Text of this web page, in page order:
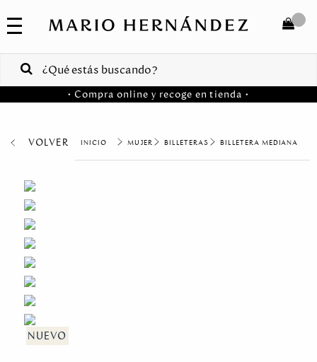
COLECCIONES
VENTAS
CORPORATIVAS COMPRAR
• Compra online y recoge en tienda •
VOLVER MUJER BILLETERAS BILLETERA MEDIANA